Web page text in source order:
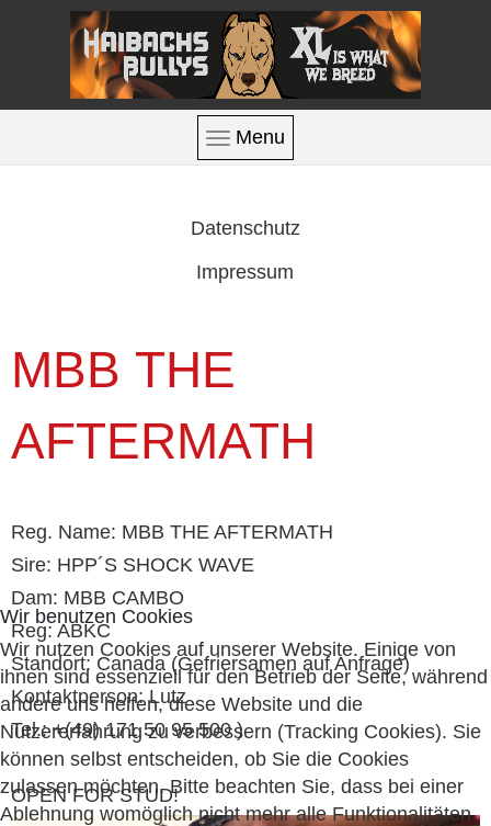
Menu
Datenschutz
Impressum
MBB THE
AFTERMATH
Reg. Name: MBB THE AFTERMATH
Sire: HPP´S SHOCK WAVE
Dam: MBB CAMBO
Reg: ABKC
Standort: Canada (Gefriersamen auf Anfrage)
Kontaktperson: Lutz
Tel.: +(49) 171 50 95 500 )
OPEN FOR STUD!
Wir benutzen Cookies
Wir nutzen Cookies auf unserer Website. Einige von
ihnen sind essenziell für den Betrieb der Seite, während
andere uns helfen, diese Website und die
Nutzererfahrung zu verbessern (Tracking Cookies). Sie
können selbst entscheiden, ob Sie die Cookies
zulassen möchten. Bitte beachten Sie, dass bei einer
Ablehnung womöglich nicht mehr alle Funktionalitäten